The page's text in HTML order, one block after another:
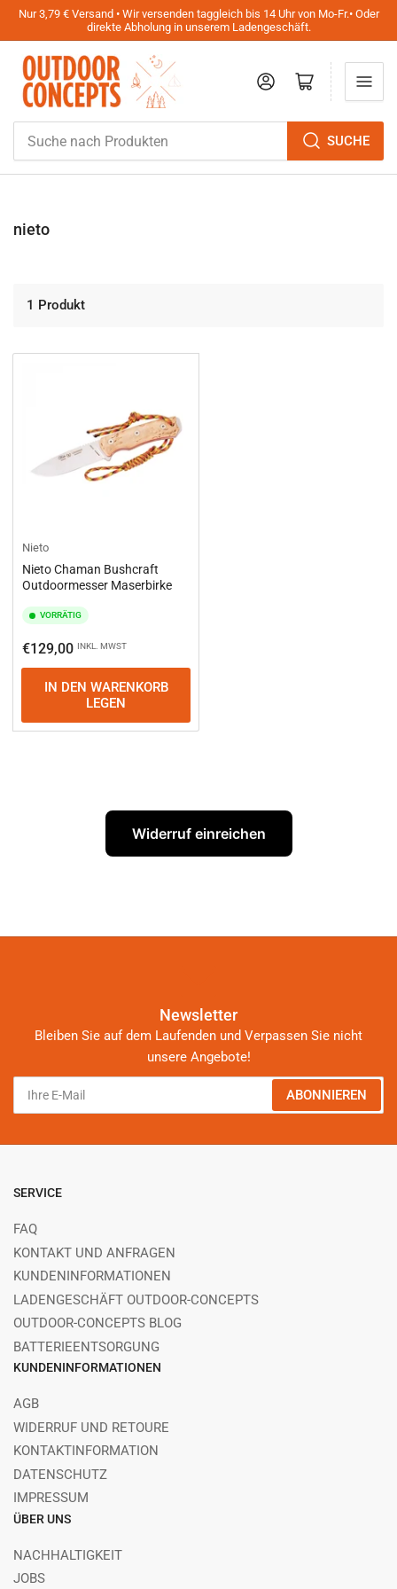
Nur 3,79 € Versand • Wir versenden taggleich bis 14 Uhr von Mo-Fr.• Oder
direkte Abholung in unserem Ladengeschäft.
nach
Produkten
SUCHE
AnmeldenMini-Warenkorb öffnen
nieto
1 Produkt
Nieto
Nieto Chaman Bushcraft
Outdoormesser Maserbirke
VORRÄTIG
Normaler
Preis
€129,00 INKL. MWST
IN DEN WARENKORB
LEGEN
Widerruf einreichen
Newsletter
Bleiben Sie auf dem Laufenden und Verpassen Sie nicht
unsere Angebote!
Ihre
Mail
ABONNIEREN
SERVICE
FAQ
KONTAKT UND ANFRAGEN
KUNDENINFORMATIONEN
LADENGESCHÄFT OUTDOOR-CONCEPTS
OUTDOOR-CONCEPTS BLOG
BATTERIEENTSORGUNG
KUNDENINFORMATIONEN
AGB
WIDERRUF UND RETOURE
KONTAKTINFORMATION
DATENSCHUTZ
IMPRESSUM
ÜBER UNS
NACHHALTIGKEIT
JOBS